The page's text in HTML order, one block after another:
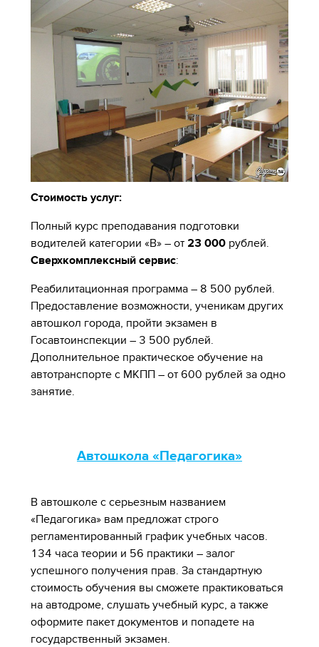
Стоимость услуг:
Полный курс преподавания подготовки
водителей категории «В» – от 23 000рублей.
Сверхкомплексный сервис:
Реабилитационная программа – 8 500 рублей.
Предоставление возможности, ученикам других
автошкол города, пройти экзамен в
Госавтоинспекции – 3 500 рублей.
Дополнительное практическое обучение на
автотранспорте с МКПП – от 600 рублей за одно
занятие.
Автошкола «Педагогика»
В автошколе с серьезным названием
«Педагогика» вам предложат строго
регламентированный график учебных часов.
134 часа теории и 56 практики – залог
успешного получения прав. За стандартную
стоимость обучения вы сможете практиковаться
на автодроме, слушать учебный курс, а также
оформите пакет документов и попадете на
государственный экзамен.